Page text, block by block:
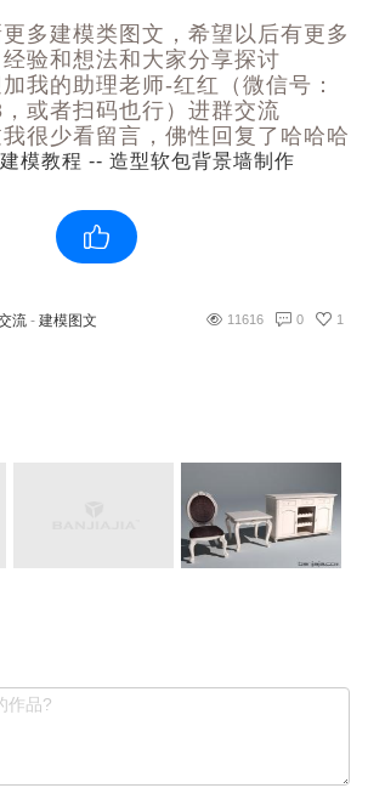
多建模类图文，希望以后有更多
验和想法和大家分享探讨
我的助理老师-红红（微信号：
或者扫码也行）进群交流
很少看留言，佛性回复了哈哈哈
流 - 建模图文 11616 0 1